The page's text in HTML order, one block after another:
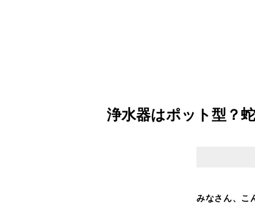
浄水器はポット型？
みなさん、こ